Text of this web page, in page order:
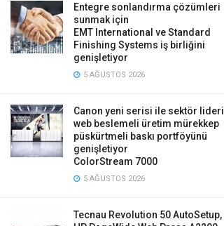
Entegre sonlandırma çözümleri
sunmak için
EMT International ve Standard
Finishing Systems iş birliğini
genişletiyor
5 AĞUSTOS 2026
Canon yeni serisi ile sektör lideri
web beslemeli üretim mürekkep
püskürtmeli baskı portföyünü
genişletiyor
ColorStream 7000
5 AĞUSTOS 2026
Tecnau Revolution 50 AutoSetup,